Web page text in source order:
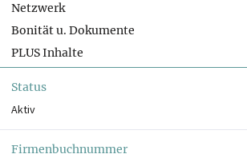
Netzwerk
Bonität u. Dokumente
PLUS Inhalte
Status
Aktiv
Firmenbuchnummer